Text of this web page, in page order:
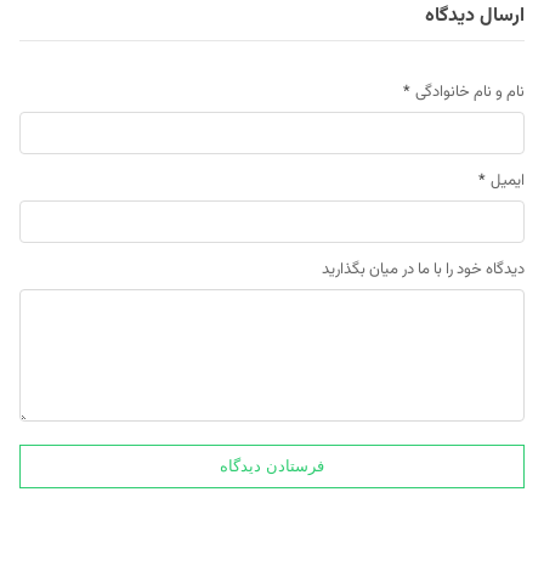
ارسال دیدگاه
نام و نام خانوادگی *
ایمیل *
دیدگاه خود را با ما در میان بگذارید